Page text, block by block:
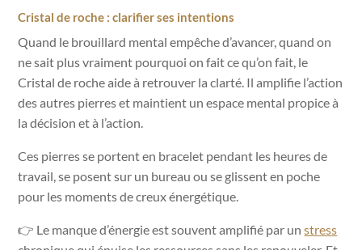
Cristal de roche : clarifier ses intentions
Quand le brouillard mental empêche d’avancer, quand on
ne sait plus vraiment pourquoi on fait ce qu’on fait, le
Cristal de roche aide à retrouver la clarté. Il amplifie l’action
des autres pierres et maintient un espace mental propice à
la décision et à l’action.
Ces pierres se portent en bracelet pendant les heures de
travail, se posent sur un bureau ou se glissent en poche
pour les moments de creux énergétique.
👉 Le manque d’énergie est souvent amplifié par unstress